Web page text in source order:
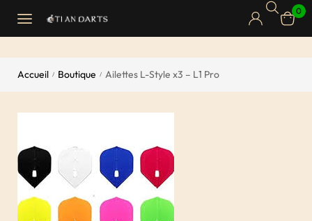
0
Accueil / Boutique / Ailettes L-Style x3 – L1 Pro